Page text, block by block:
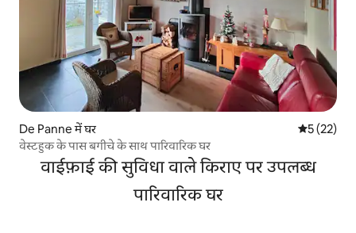
De Panne में घर औसत रेटिंग
5 (22)
वेस्टहुक के पास बगीचे के साथ पारिवारिक घर
वाईफ़ाई की सुविधा वाले किराए पर उपलब्ध
पारिवारिक घर